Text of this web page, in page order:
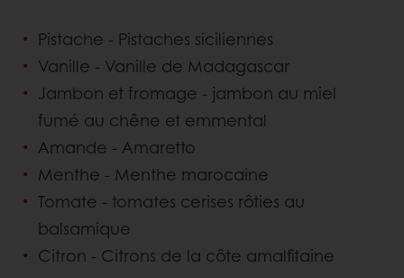
Pistache - Pistaches siciliennes
Vanille - Vanille de Madagascar
Jambon et fromage - jambon au miel
fumé au chêne et emmental
Amande - Amaretto
Menthe - Menthe marocaine
Tomate - tomates cerises rôties au
balsamique
Citron - Citrons de la côte amalfitaine